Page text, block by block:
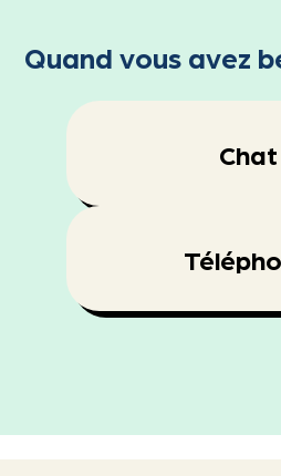
Quand vous avez
Chat